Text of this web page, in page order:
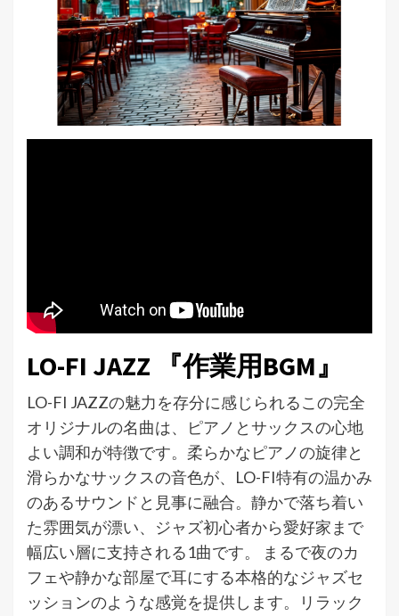
LO-FI JAZZ 『作業用BGM』
LO-FI JAZZの魅力を存分に感じられるこの完全
オリジナルの名曲は、ピアノとサックスの心地
よい調和が特徴です。柔らかなピアノの旋律と
滑らかなサックスの音色が、LO-FI特有の温かみ
のあるサウンドと見事に融合。静かで落ち着い
た雰囲気が漂い、ジャズ初心者から愛好家まで
幅広い層に支持される1曲です。 まるで夜のカ
フェや静かな部屋で耳にする本格的なジャズセ
ッションのような感覚を提供します。リラック